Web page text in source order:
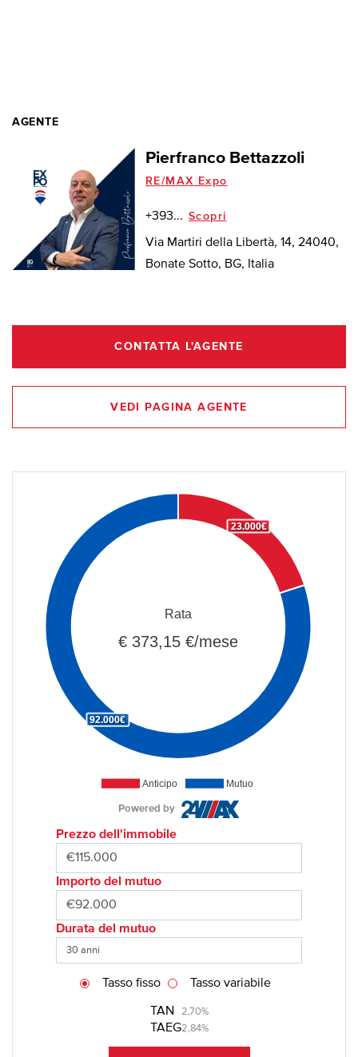
AGENTE
Pierfranco Bettazzoli
RE/MAX Expo
+393... Scopri
Via Martiri della Libertà, 14, 24040,
Bonate Sotto, BG, Italia
CONTATTA L'AGENTE
VEDI PAGINA AGENTE
Anticipo Mutuo
23.000€
92.000€
Rata
€ 373,15 €/mese
Powered by
Prezzo dell'immobile
Importo del mutuo
Durata del mutuo
TAN 2,70%
TAEG2,84%
Tasso fisso Tasso variabile